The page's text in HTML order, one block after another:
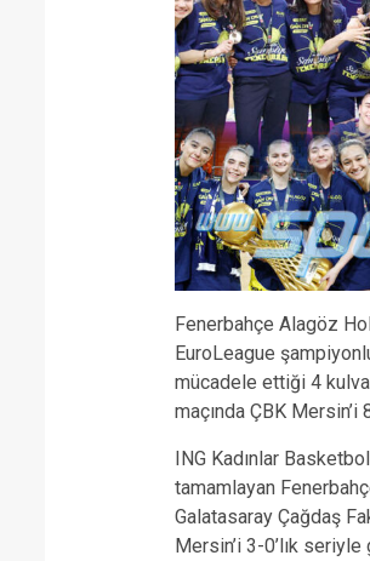
Fenerbahçe Alagöz
EuroLeague
mücadele ettiği 4
maçında ÇBK
ING Kadınlar
tamamlayan
Galatasaray Çağdaş
Mersin’i 3-0’lık